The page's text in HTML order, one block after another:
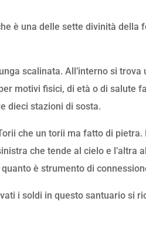
è una delle sette divinità
scalinata. All’interno si trova
motivi fisici, di età o di
dieci stazioni di sosta.
che un torii ma fatto di
che tende al cielo e
è strumento di
i soldi in questo santuario si